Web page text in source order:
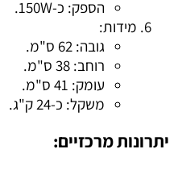
הספק: כ-150W.
מידות:
גובה: 62 ס"מ.
רוחב: 38 ס"מ.
עומק: 41 ס"מ.
משקל: כ-24 ק"ג.
יתרונות מרכזיים: